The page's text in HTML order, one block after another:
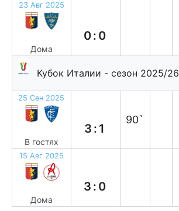
23 Авг 2025
Дома
0:0
Кубок Италии - сезон 2025/26
25 Сен 2025
В гостях
3:1
90`
15 Авг 2025
Дома
3:0